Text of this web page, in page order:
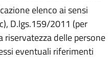
elenco ai sensi
D.lgs.159/2011 (per
riservatezza delle persone
eventuali riferimenti